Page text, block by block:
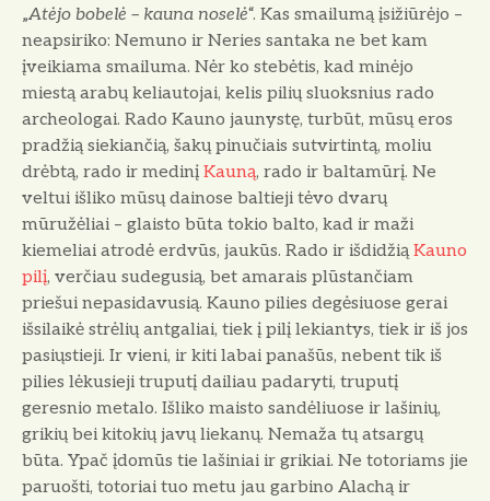
„Atėjo bobelė – kauna noselė“. Kas smailumą įsižiūrėjo –
neapsiriko: Nemuno ir Neries santaka ne bet kam
įveikiama smailuma. Nėr ko stebėtis, kad minėjo
miestą arabų keliautojai, kelis pilių sluoksnius rado
archeologai. Rado Kauno jaunystę, turbūt, mūsų eros
pradžią siekiančią, šakų pinučiais sutvirtintą, moliu
drėbtą, rado ir medinį Kauną, rado ir baltamūrį. Ne
veltui išliko mūsų dainose baltieji tėvo dvarų
mūružėliai – glaisto būta tokio balto, kad ir maži
kiemeliai atrodė erdvūs, jaukūs. Rado ir išdidžią Kauno
pilį, verčiau sudegusią, bet amarais plūstančiam
priešui nepasidavusią. Kauno pilies degėsiuose gerai
išsilaikė strėlių antgaliai, tiek į pilį lekiantys, tiek ir iš jos
pasiųstieji. Ir vieni, ir kiti labai panašūs, nebent tik iš
pilies lėkusieji truputį dailiau padaryti, truputį
geresnio metalo. Išliko maisto sandėliuose ir lašinių,
grikių bei kitokių javų liekanų. Nemaža tų atsargų
būta. Ypač įdomūs tie lašiniai ir grikiai. Ne totoriams jie
paruošti, totoriai tuo metu jau garbino Alachą ir